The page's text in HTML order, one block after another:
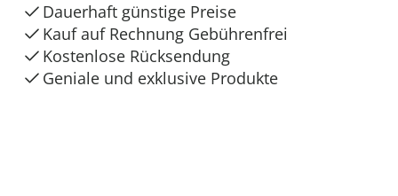
Dauerhaft günstige Preise
Kauf auf Rechnung Gebührenfrei
Kostenlose Rücksendung
Geniale und exklusive Produkte